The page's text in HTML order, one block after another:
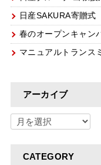
日産SAKURA寄贈式
春のオープンキャン
マニュアルトランス
アーカイブ
CATEGORY